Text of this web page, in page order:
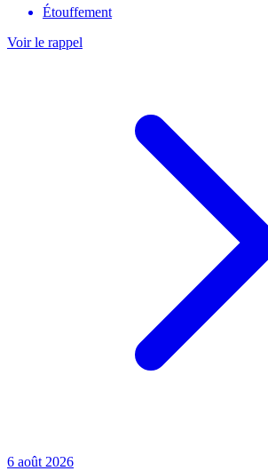
Étouffement
Voir le rappel
6 août 2026